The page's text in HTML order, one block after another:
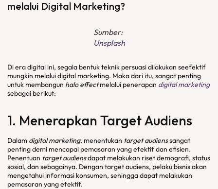
melalui Digital Marketing?
Sumber:
Unsplash
Di era digital ini, segala bentuk teknik persuasi dilakukan seefektif
mungkin melalui digital marketing. Maka dari itu, sangat penting
untuk membangun halo effectmelalui penerapan digital marketing
sebagai berikut:
1. Menerapkan Target Audiens
Dalam digital marketing, menentukan target audienssangat
penting demi mencapai pemasaran yang efektif dan efisien.
Penentuan target audiensdapat melakukan riset demografi, status
sosial, dan sebagainya. Dengan target audiens, pelaku bisnis akan
mengetahui informasi konsumen, sehingga dapat melakukan
pemasaran yang efektif.